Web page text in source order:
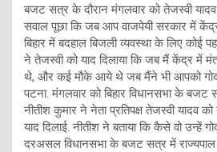
बजट सत्र के दौरान मंगलवार को तेजस्वी
सवाल पूछा कि जब आप वाजपेयी सरकार में
बिहार में बदहाल बिजली व्यवस्था के लिए कोई
ने तेजस्वी को याद दिलाया कि जब मैं केंद्र में
थे, और कई मौके आये थे जब मैंने भी आपको
पटना. मंगलवार को बिहार विधानसभा के
नीतीश कुमार ने नेता प्रतिपक्ष तेजस्वी यादव
याद दिलाई. नीतीश ने बताया कि कैसे वो उन्हें
दरअसल विधानसभा के बजट सत्र में राज्यपाल